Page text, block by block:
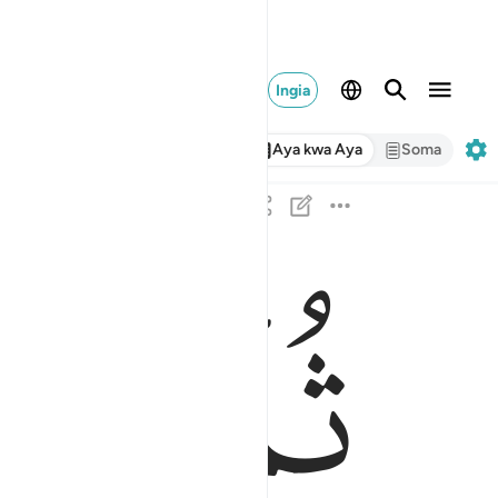
Ingia
Aya kwa Aya Soma
ثُمَّ بَعَثْنَا مِنۢ بَعْدِهِم مُّوسَىٰ بِـَٔايَـٰتِنَآ إِلَىٰ
ﲮ